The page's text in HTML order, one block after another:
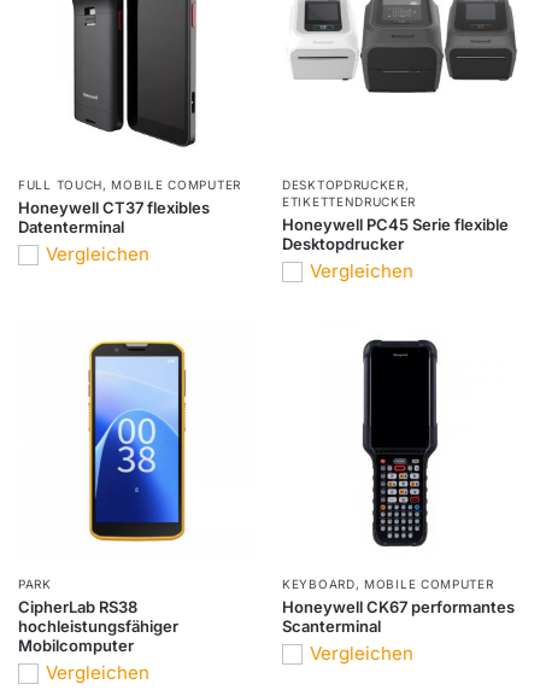
FULL TOUCH,MOBILE COMPUTER
Honeywell CT37 flexibles
Datenterminal
Vergleichen
DESKTOPDRUCKER,
ETIKETTENDRUCKER
Honeywell PC45 Serie flexible
Desktopdrucker
Vergleichen
PARK
CipherLab RS38
hochleistungsfähiger
Mobilcomputer
Vergleichen
KEYBOARD,MOBILE COMPUTER
Honeywell CK67 performantes
Scanterminal
Vergleichen